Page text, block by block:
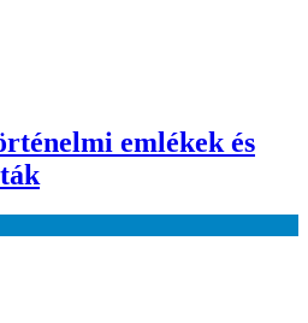
emlékek és